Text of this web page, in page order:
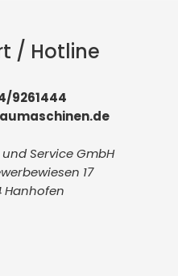
/ Hotline
9261444
Service GmbH
17
Hanhofen